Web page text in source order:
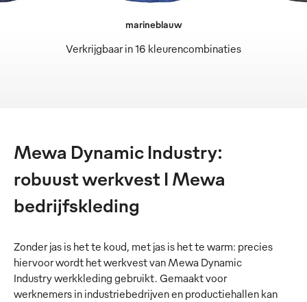
Verkrijgbaar in 16 kleurencombinaties
marineblauw
Mewa Dynamic Industry:
robuust werkvest I Mewa
bedrijfskleding
Zonder jas is het te koud, met jas is het te warm: precies
hiervoor wordt het werkvest van Mewa Dynamic
Industry werkkleding gebruikt. Gemaakt voor
werknemers in industriebedrijven en productiehallen kan